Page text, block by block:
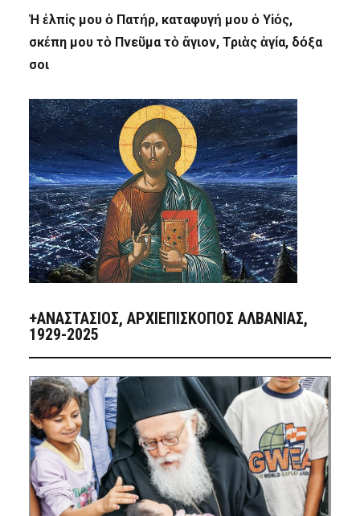
Ἡ ἐλπίς μου ὁ Πατήρ, καταφυγή μου ὁ Υἱός,
σκέπη μου τὸ Πνεῦμα τὸ ἅγιον, Τριὰς ἁγία, δόξα
σοι
+ΑΝΑΣΤΆΣΙΟΣ, ΑΡΧΙΕΠΊΣΚΟΠΟΣ ΑΛΒΑΝΊΑΣ,
1929-2025